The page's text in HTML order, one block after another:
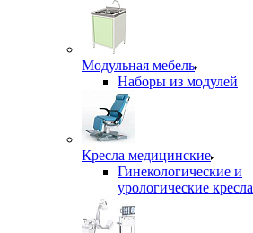
Модульная мебель
Наборы из модулей
Кресла медицинские
Гинекологические и
урологические кресла